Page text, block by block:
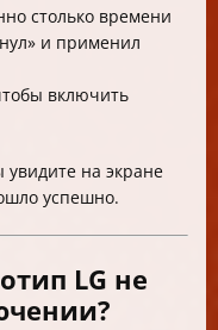
столько времени
и применил
включить
на экране
успешно.
LG не